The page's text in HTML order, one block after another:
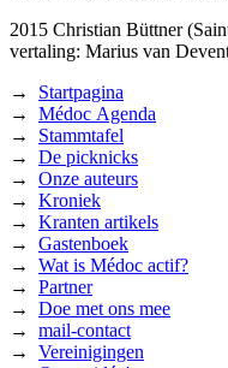
2015 Christian Büttner
vertaling: Marius van
→ Startpagina
→ Médoc Agenda
→ Stammtafel
→ De picknicks
→ Onze auteurs
→ Kroniek
→ Kranten artikels
→ Gastenboek
→ Wat is Médoc actif?
→ Partner
→ Doe met ons mee
→ mail-contact
→ Vereinigingen